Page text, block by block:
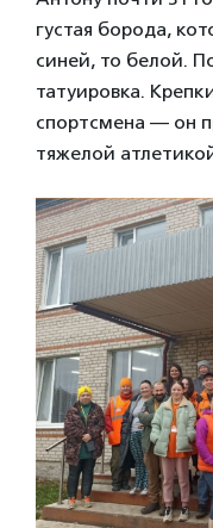
густая борода,
синей, то белой.
татуировка.
спортсмена — он
тяжелой